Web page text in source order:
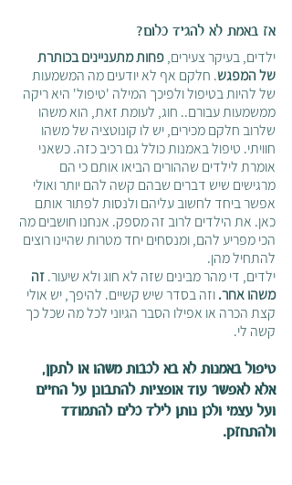
אז באמת לא להגיד כלום?
ילדים, בעיקר צעירים, פחות מתעניינים בכותרת
של המפגש. חלקם אף לא יודעים מה המשמעות
של להיות בטיפול ולפיכך המילה 'טיפול' היא ריקה
ממשמעות עבורם.. חוג, לעומת זאת, הוא משהו
שלרוב חלקם מכירים, יש לו קונוטציה של משהו
חוויתי. טיפול באמנות כולל גם רכיב כזה. כשאני
אומרת לילדים שההורים הביאו אותם כי הם
מרגישים שיש דברים שבהם קשה להם יותר ואולי
אפשר ביחד לחשוב עליהם ולנסות לפתור אותם
כאן. את הילדים לרוב זה מספק. אנחנו חושבים מה
הכי מפריע להם, ומנסחים יחד מטרות שהיינו רוצים
להתחיל מהן.
ילדים, די מהר מבינים שזה לא חוג ולא שיעור. זה
משהו אחר. וזה בסדר שיש קשיים. להיפך, יש אולי
קצת הכרה או אפילו הסבר הגיוני לכל מה שכל כך
קשה לי.
טיפול באמנות לא בא לכבות משהו או לתקן,
אלא לאפשר עוד אופציות להתבונן על החיים
ועל עצמי ולכן נותן לילד כלים להתמודד
ולהתחזק.